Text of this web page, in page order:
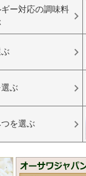
ー対応の調味料
ぶ
を選ぶ